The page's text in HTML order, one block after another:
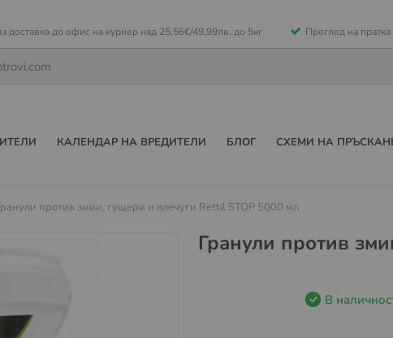
доставка до офис на куриер над 25,56€/49,99лв. до 5кг Преглед на пратка
КАЛЕНДАР НА ВРЕДИТЕЛИ БЛОГ СХЕМИ НА
против змии, гущери и влечуги Rettil STOP 5000 мл
Гранули против
В